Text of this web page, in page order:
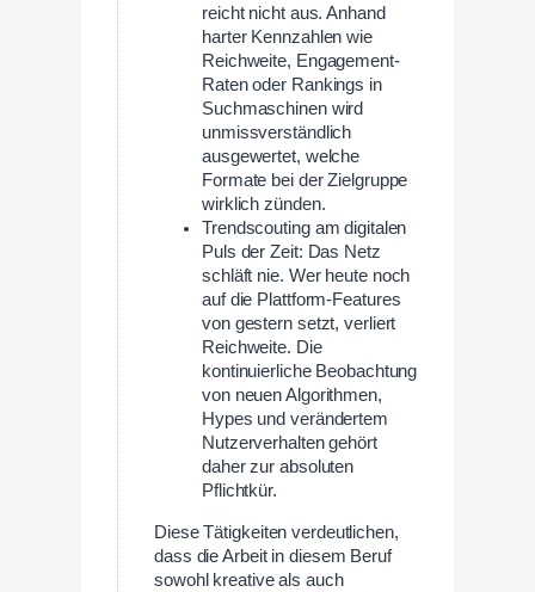
reicht nicht aus. Anhand
harter Kennzahlen wie
Reichweite, Engagement-
Raten oder Rankings in
Suchmaschinen wird
unmissverständlich
ausgewertet, welche
Formate bei der Zielgruppe
wirklich zünden.
Trendscouting am digitalen
Puls der Zeit: Das Netz
schläft nie. Wer heute noch
auf die Plattform-Features
von gestern setzt, verliert
Reichweite. Die
kontinuierliche Beobachtung
von neuen Algorithmen,
Hypes und verändertem
Nutzerverhalten gehört
daher zur absoluten
Pflichtkür.
Diese Tätigkeiten verdeutlichen,
dass die Arbeit in diesem Beruf
sowohl kreative als auch